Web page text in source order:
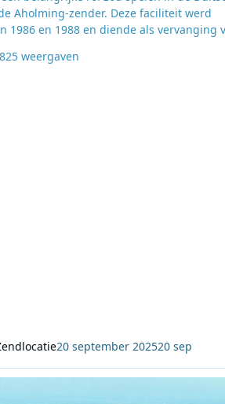
Aholming-zender. Deze faciliteit werd
1986 en 1988 en diende als vervanging
door de bouw van de nieuwe
825 weergaven
20 september 202520 sep
zendmast Junglinster: Een